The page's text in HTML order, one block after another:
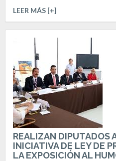
LEER MÁS [+]
REALIZAN DIPUTADOS
INICIATIVA DE LEY DE
LA EXPOSICIÓN AL